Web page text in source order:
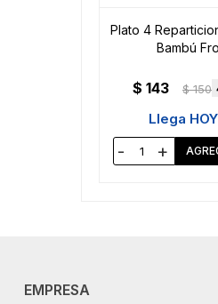
Plato 4
Bambú
$ 143 $ 150
Llega
- +
EMPRESA